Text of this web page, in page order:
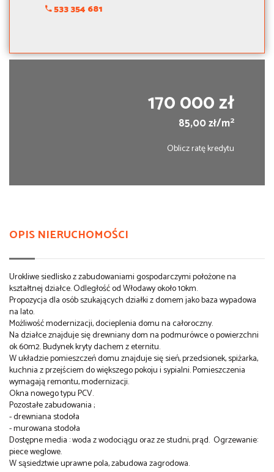
533 354 681
170 000 zł
85,00 zł/m2
Oblicz ratę kredytu
OPIS NIERUCHOMOŚCI
Urokliwe siedlisko z zabudowaniami gospodarczymi położone na
kształtnej działce. Odległość od Włodawy około 10km.
Propozycja dla osób szukających działki z domem jako baza wypadowa
na lato.
Możliwość modernizacji, docieplenia domu na całoroczny.
Na działce znajduje się drewniany dom na podmurówce o powierzchni
ok 60m2. Budynek kryty dachem z eternitu.
W układzie pomieszczeń domu znajduje się sień, przedsionek, spiżarka,
kuchnia z przejściem do większego pokoju i sypialni. Pomieszczenia
wymagają remontu, modernizacji.
Okna nowego typu PCV.
Pozostałe zabudowania ;
- drewniana stodoła
- murowana stodoła
Dostępne media : woda z wodociągu oraz ze studni, prąd. Ogrzewanie:
piece weglowe.
W sąsiedztwie uprawne pola, zabudowa zagrodowa.